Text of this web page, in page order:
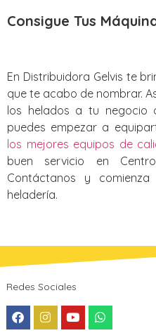
Consigue Tus
En Distribuidora Gelvis te
que te acabo de nombrar.
los helados a tu negocio
puedes empezar a
los mejores equipos de
buen servicio en
Contáctanos y
heladería.
Redes Sociales